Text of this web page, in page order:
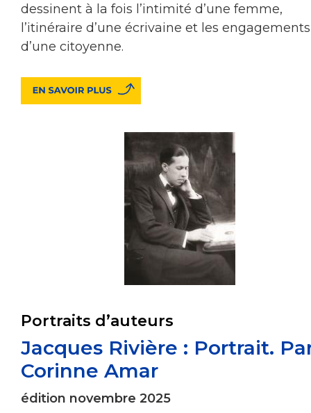
dessinent à la fois l’intimité d’une femme,
l’itinéraire d’une écrivaine et les engagements
d’une citoyenne.
Portraits d’auteurs
Jacques Rivière : Portrait.
Corinne Amar
édition novembre 2025